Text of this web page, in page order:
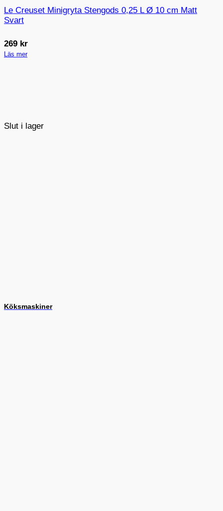
Slut i lager
Le Creuset Minigryta Stengods 0,25 L Ø 10 cm Matt
Svart
269 kr
Läs mer
Köksmaskiner